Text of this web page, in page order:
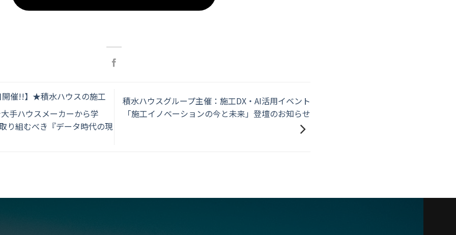
催!!】★積水ハウスの施工
手ハウスメーカーから学
り組むべき『データ時代の現
積水ハウスグループ主催：施工DX・AI活用イベント
「施工イノベーションの今と未来」登壇のお知らせ